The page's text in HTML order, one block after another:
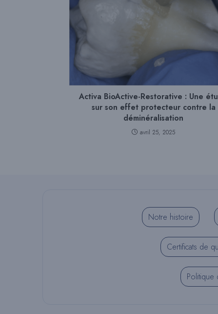
Activa BioActive-Restorative : Une
sur son effet protecteur contre la
déminéralisation
avril 25, 2025
Notre histoire
Certificats de
Politique